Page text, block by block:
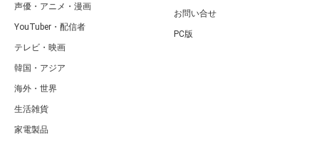
声優・アニメ・漫画
YouTuber・配信者
テレビ・映画
韓国・アジア
海外・世界
生活雑貨
家電製品
お問い合せ
PC版